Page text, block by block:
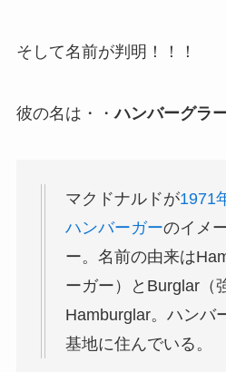
そして名前が判明！！！
彼の名は・・ハンバーグラ
マクドナルドが1971
ハンバーガーのイメ
ー。名前の由来は
ーガー）とBurglar（
Hamburglar。ハンバ
基地に住んでいる。